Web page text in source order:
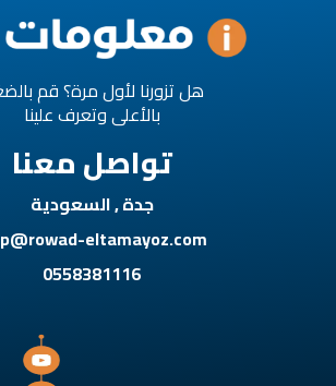
هل تزورنا لأول مرة؟ قم
بالأعلى وتعرف علينا
تواصل معنا
جدة , السعودية
eltamayoz.com
0558381116